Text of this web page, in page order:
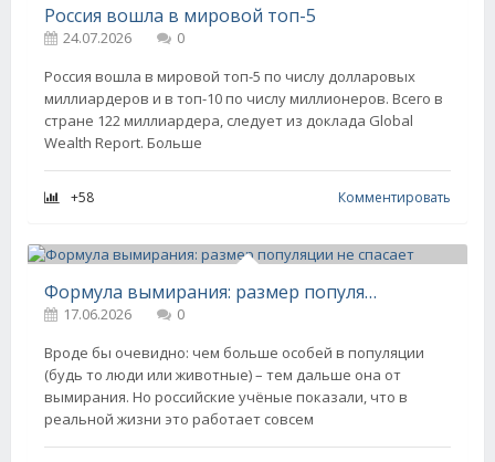
Россия вошла в мировой топ-5
24.07.2026
0
Россия вошла в мировой топ-5 по числу долларовых
миллиардеров и в топ-10 по числу миллионеров. Всего в
стране 122 миллиардера, следует из доклада Global
Wealth Report. Больше
+58 Комментировать
Формула вымирания: размер популяции не спасает
17.06.2026
0
Вроде бы очевидно: чем больше особей в популяции
(будь то люди или животные) – тем дальше она от
вымирания. Но российские учёные показали, что в
реальной жизни это работает совсем